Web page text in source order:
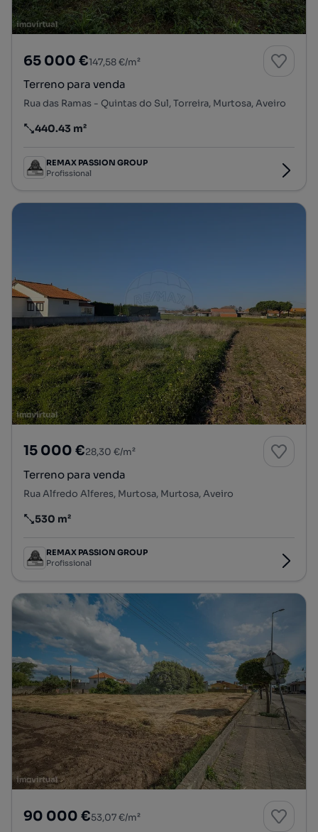
65 000 €147,58 €/m²
Terreno para venda
Rua das Ramas - Quintas do Sul, Torreira, Murtosa, Aveiro
Preço por metro quadrado
440.43 m²
REMAX PASSION GROUP
Profissional
15 000 €28,30 €/m²
Terreno para venda
Rua Alfredo Alferes, Murtosa, Murtosa, Aveiro
Preço por metro quadrado
530 m²
REMAX PASSION GROUP
Profissional
90 000 €53,07 €/m²